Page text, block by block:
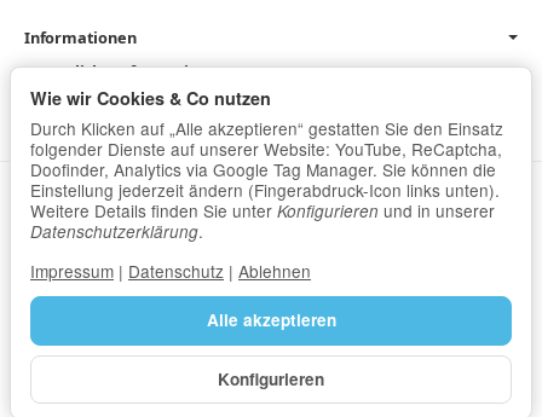
Informationen
Gesetzliche Informationen
Newsletter
Datenschutz•Impressum
Vertrag widerrufen
Alle Preise inkl. gesetzlicher USt., zzgl.
© I.P.A. GmbH
Alle akzeptieren
Konfigurieren
Wie wir Cookies & Co nutzen
Durch Klicken auf „Alle akzeptieren“ gestatten Sie den Einsatz
folgender Dienste auf unserer Website: YouTube, ReCaptcha,
Doofinder, Analytics via Google Tag Manager. Sie können die
Einstellung jederzeit ändern (Fingerabdruck-Icon links unten).
Weitere Details finden Sie unter Konfigurieren und in unserer
Datenschutzerklärung.
Impressum | Datenschutz | Ablehnen